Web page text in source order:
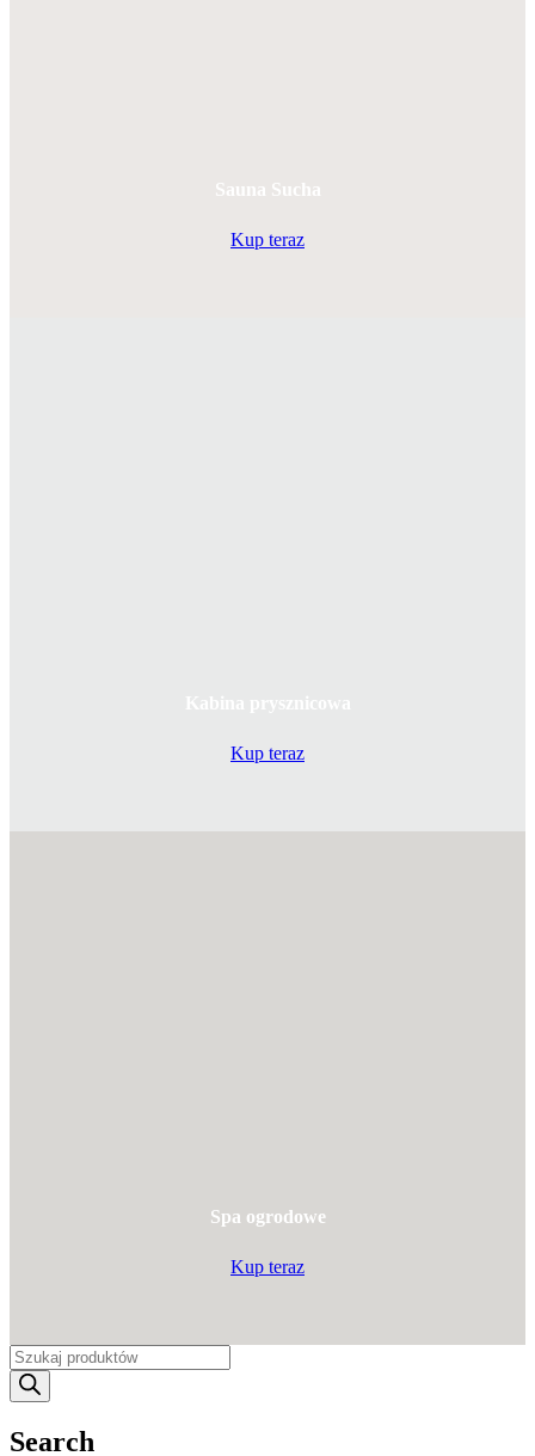
Sauna Sucha
Kup teraz
Kup teraz
Spa ogrodowe
Kup teraz
Wyszukiwarka
produktów
Search